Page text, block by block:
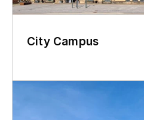
City Campus